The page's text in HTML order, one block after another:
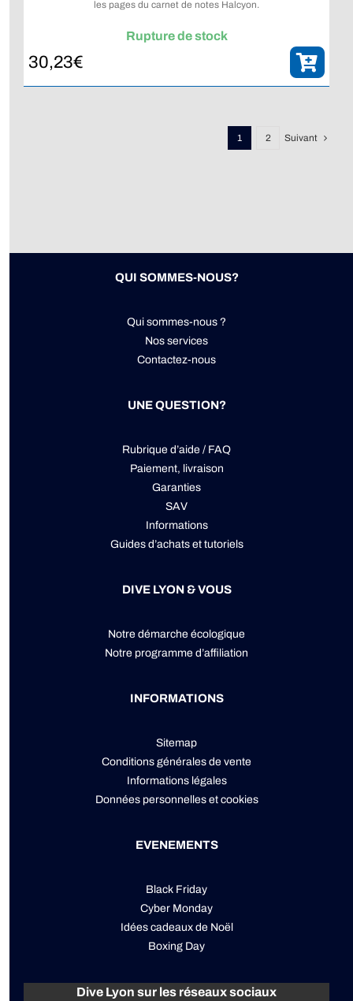
les pages du carnet de notes Halcyon.
Rupture de stock
30,23€
1 2 Suivant
QUI SOMMES-NOUS?
Qui sommes-nous ?
Nos services
Contactez-nous
UNE QUESTION?
Rubrique d’aide / FAQ
Paiement, livraison
Garanties
SAV
Informations
Guides d’achats et tutoriels
DIVE LYON & VOUS
Notre démarche écologique
Notre programme d’affiliation
INFORMATIONS
Sitemap
Conditions générales de vente
Informations légales
Données personnelleset cookies
EVENEMENTS
Black Friday
Cyber Monday
Idées cadeaux de Noël
Boxing Day
Dive Lyon sur les réseaux sociaux